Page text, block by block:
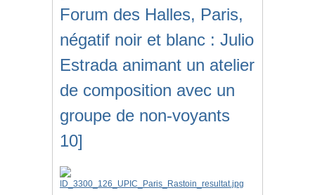
Forum des Halles, Paris,
négatif noir et blanc : Julio
Estrada animant un atelier
de composition avec un
groupe de non-voyants
10]